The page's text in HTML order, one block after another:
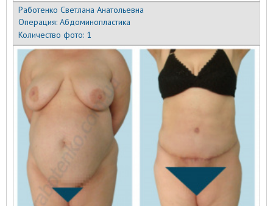
Работенко Светлана Анатольевна
Операция:Абдоминопластика
Количество фото: 1